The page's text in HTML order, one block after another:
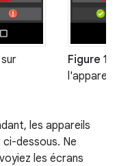
Figure 16
l'appareil
les appareils
dessous. Ne
les écrans